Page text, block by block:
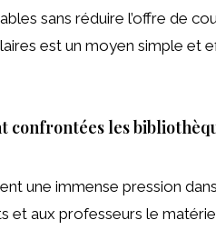
sans réduire l’offre de
est un moyen simple et
confrontées les
une immense pression
et aux professeurs le